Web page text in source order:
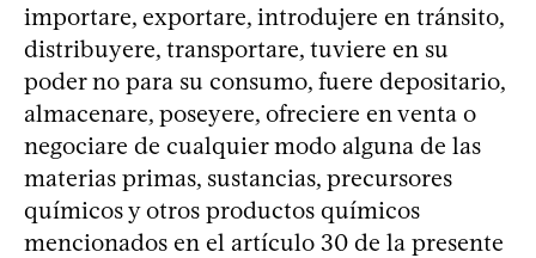
importare, exportare, introdujere en tránsito,
distribuyere, transportare, tuviere en su
poder no para su consumo, fuere depositario,
almacenare, poseyere, ofreciere en venta o
negociare de cualquier modo alguna de las
materias primas, sustancias, precursores
químicos y otros productos químicos
mencionados en el artículo 30 de la presente